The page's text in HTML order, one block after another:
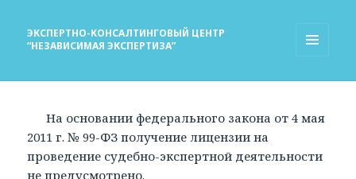
ЭКСПЕРТНО-КОНСАЛТИНГОВЫЙ ЦЕНТР
“НЕЗАВИСИМАЯ ЭКСПЕРТИЗА”
На основании федерального закона от 4 мая
2011 г. № 99-ФЗ получение лицензии на
проведение судебно-экспертной деятельности
не предусмотрено.